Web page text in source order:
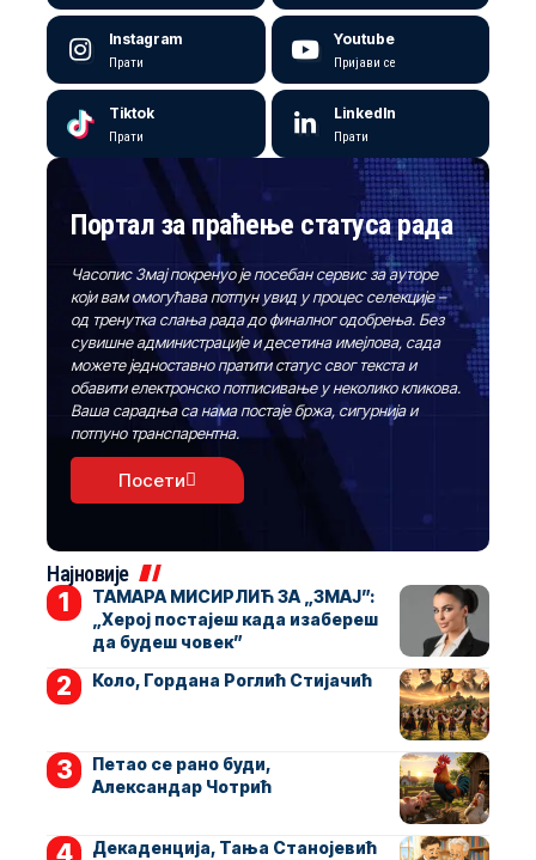
Instagram
Прати
Youtube
Пријави се
Tiktok
Прати
LinkedIn
Прати
Портал за праћење статуса рада
Часопис Змај покренуо је посебан сервис за ауторе
који вам омогућава потпун увид у процес селекције –
од тренутка слања рада до финалног одобрења. Без
сувишне администрације и десетина имејлова, сада
можете једноставно пратити статус свог текста и
обавити електронско потписивање у неколико кликова.
Ваша сарадња са нама постаје бржа, сигурнија и
потпуно транспарентна.
Посети
Најновије
ТАМАРА МИСИРЛИЋ ЗА „ЗМАЈ”:
„Херој постајеш када изабереш
да будеш човек”
Коло, Гордана Роглић Стијачић
Петао се рано буди,
Александар Чотрић
Декаденција, Тања Станојевић